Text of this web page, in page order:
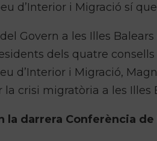
d’Interior i Migració sí
Govern a les Illes
dels quatre
d’Interior i Migració,
crisi migratòria a les Illes
la darrera Conferència